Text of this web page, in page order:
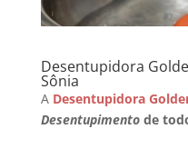
Desentupidora
Sônia
A Desentupidora
Desentupimentode